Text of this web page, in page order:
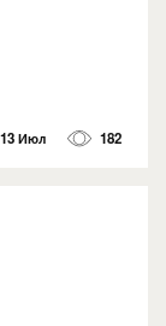
13 Июл 182